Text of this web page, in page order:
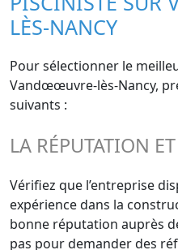
LÈS-NANCY
Pour sélectionner le
Vandœœuvre-lès-Nancy,
suivants :
LA RÉPUTATION
Vérifiez que l’entreprise
expérience dans la
bonne réputation auprès
pas pour demander des